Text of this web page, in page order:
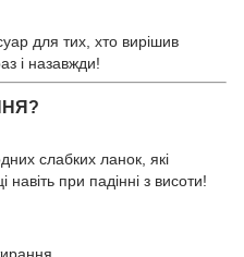
для тих, хто вирішив
і назавжди!
слабких ланок, які
при падінні з висоти!